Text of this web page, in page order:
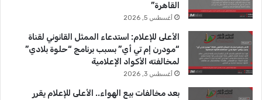
ك
u
b
e
ا
م
القاهرة”
أغسطس 5, 2026
الأعلى للإعلام: استدعاء الممثل القانوني لقناة
“مودرن إم تي أي” بسبب برنامج “حلوة بلادي”
لمخالفته الأكواد الإعلامية
أغسطس 3, 2026
بعد مخالفات بيع الهواء.. الأعلى للإعلام يقرر